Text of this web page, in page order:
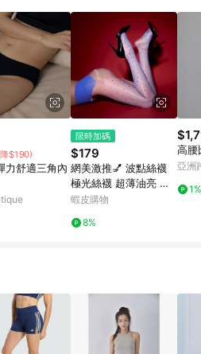
金/超贈點/福利金/紅利折抵/折
或批發轉賣不具回饋資格： 如
批發轉賣而非最終消費使用者，
定為準
$190)
力舒適三角內
限時加碼
$179
網美激推💅 波點絲襪
極光絲襪 超薄油亮 性
感連褲襪 閃光無縫 36
約會
蝦皮購物
8%
高腰
亞洲
1%